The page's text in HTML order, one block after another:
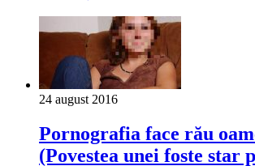
24 august 2016
Pornografia face rău
(Povestea unei foste star